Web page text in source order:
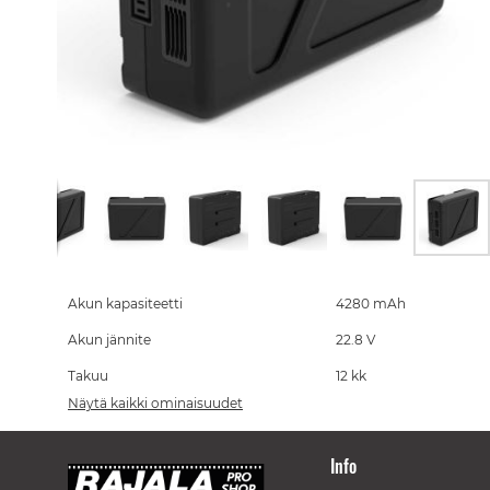
the
of
images
gallery
Akun kapasiteetti 4280 mAh
Akun jännite 22.8 V
Takuu
12 kk
Näytä kaikki ominaisuudet
Info